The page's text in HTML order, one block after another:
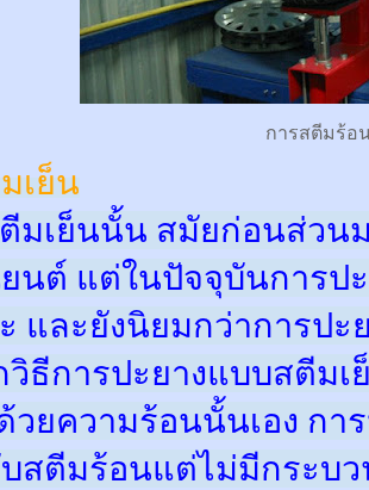
การสตีมร้อ
เย็น
มเย็นนั้น สมัยก่อนส่วน
นต์ แต่ในปัจจุบันการป
และยังนิยมกว่าการป
วิธีการปะยางแบบสตีม
วยความร้อนนั้นเอง กา
สตีมร้อนแต่ไม่มีกระบ